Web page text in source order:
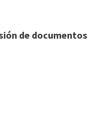
de documentos